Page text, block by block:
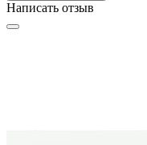
Написать отзыв